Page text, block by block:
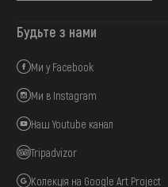
Будьте з нами
Ми у Facebook
Ми в Instagram
Наш Youtube канал
Tripadvizor
Колекція на Google Art Project